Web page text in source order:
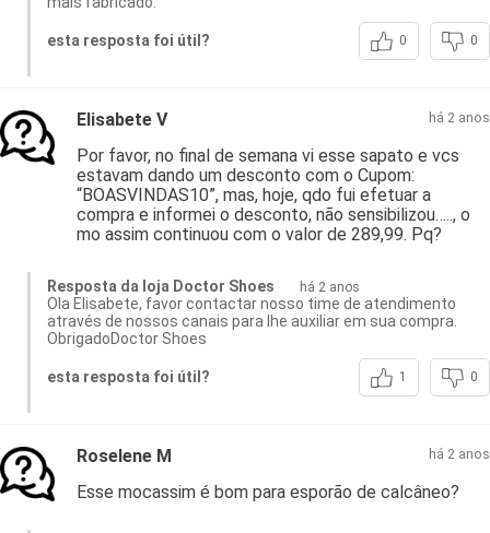
esta resposta foi útil? 0 0
Elisabete V há 2 anos
Por favor, no final de semana vi esse sapato e vcs
estavam dando um desconto com o Cupom:
“BOASVINDAS10”, mas, hoje, qdo fui efetuar a
compra e informei o desconto, não sensibilizou….., o
mo assim continuou com o valor de 289,99. Pq?
Resposta da loja Doctor Shoes há 2 anos
Ola Elisabete, favor contactar nosso time de atendimento
através de nossos canais para lhe auxiliar em sua compra.
ObrigadoDoctor Shoes
esta resposta foi útil? 1 0
Roselene M há 2 anos
Esse mocassim é bom para esporão de calcâneo?